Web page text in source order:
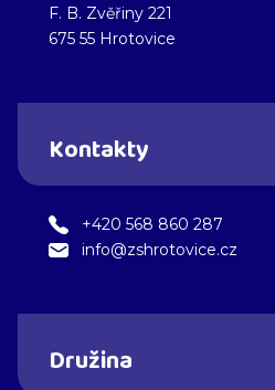
F. B. Zvěřiny 221
675 55 Hrotovice
Kontakty
+420 568 860 287
info@zshrotovice.cz
Družina